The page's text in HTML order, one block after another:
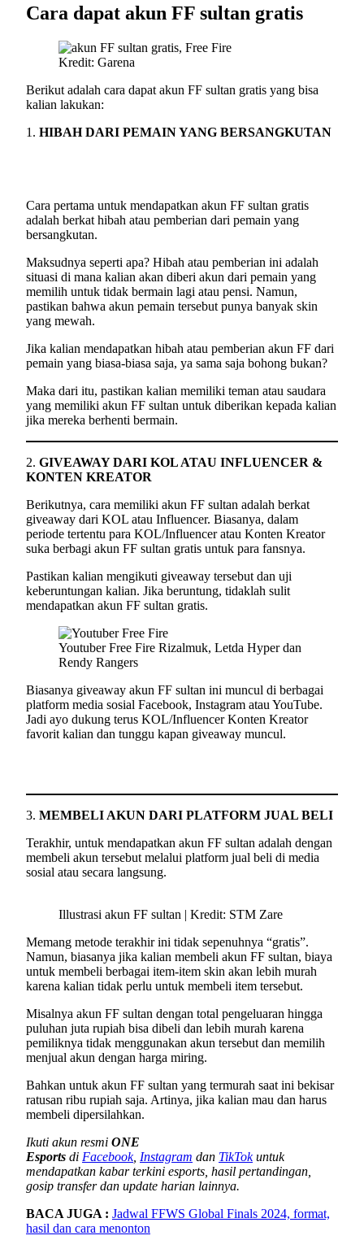
Cara dapat akun FF sultan gratis
Kredit: Garena
Berikut adalah cara dapat akun FF sultan gratis yang bisa
kalian lakukan:
1. HIBAH DARI PEMAIN YANG BERSANGKUTAN
Cara pertama untuk mendapatkan akun FF sultan gratis
adalah berkat hibah atau pemberian dari pemain yang
bersangkutan.
Maksudnya seperti apa? Hibah atau pemberian ini adalah
situasi di mana kalian akan diberi akun dari pemain yang
memilih untuk tidak bermain lagi atau pensi. Namun,
pastikan bahwa akun pemain tersebut punya banyak skin
yang mewah.
Jika kalian mendapatkan hibah atau pemberian akun FF dari
pemain yang biasa-biasa saja, ya sama saja bohong bukan?
Maka dari itu, pastikan kalian memiliki teman atau saudara
yang memiliki akun FF sultan untuk diberikan kepada kalian
jika mereka berhenti bermain.
2. GIVEAWAY DARI KOL ATAU INFLUENCER &
KONTEN KREATOR
Berikutnya, cara memiliki akun FF sultan adalah berkat
giveaway dari KOL atau Influencer. Biasanya, dalam
periode tertentu para KOL/Influencer atau Konten Kreator
suka berbagi akun FF sultan gratis untuk para fansnya.
Pastikan kalian mengikuti giveaway tersebut dan uji
keberuntungan kalian. Jika beruntung, tidaklah sulit
mendapatkan akun FF sultan gratis.
Youtuber Free Fire Rizalmuk, Letda Hyper dan
Rendy Rangers
Biasanya giveaway akun FF sultan ini muncul di berbagai
platform media sosial Facebook, Instagram atau YouTube.
Jadi ayo dukung terus KOL/Influencer Konten Kreator
favorit kalian dan tunggu kapan giveaway muncul.
3. MEMBELI AKUN DARI PLATFORM JUAL BELI
Terakhir, untuk mendapatkan akun FF sultan adalah dengan
membeli akun tersebut melalui platform jual beli di media
sosial atau secara langsung.
Illustrasi akun FF sultan | Kredit: STM Zare
Memang metode terakhir ini tidak sepenuhnya “gratis”.
Namun, biasanya jika kalian membeli akun FF sultan, biaya
untuk membeli berbagai item-item skin akan lebih murah
karena kalian tidak perlu untuk membeli item tersebut.
Misalnya akun FF sultan dengan total pengeluaran hingga
puluhan juta rupiah bisa dibeli dan lebih murah karena
pemiliknya tidak menggunakan akun tersebut dan memilih
menjual akun dengan harga miring.
Bahkan untuk akun FF sultan yang termurah saat ini bekisar
ratusan ribu rupiah saja. Artinya, jika kalian mau dan harus
membeli dipersilahkan.
Ikuti akun resmi ONE
Esports di Facebook, Instagram dan TikTokuntuk
mendapatkan kabar terkini esports, hasil pertandingan,
gosip transfer dan update harian lainnya.
BACA JUGA : Jadwal FFWS Global Finals 2024, format,
hasil dan cara menonton